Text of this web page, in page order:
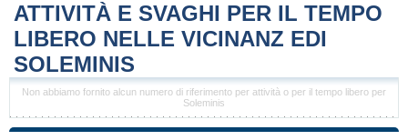
ATTIVITÀ E SVAGHI PER IL TEMPO
LIBERO NELLE VICINANZ EDI
SOLEMINIS
Non abbiamo fornito alcun numero di riferimento per attività o per il tempo libero per
Soleminis